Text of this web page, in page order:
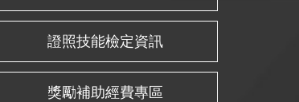
證照技能檢定資訊
獎勵補助經費專區